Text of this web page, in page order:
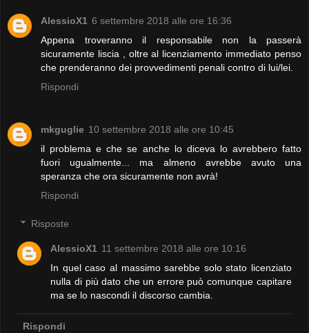
AlessioX1 6 settembre 2018 alle ore 16:36
Appena troveranno il responsabile non la passerà
sicuramente liscia , oltre al licenziamento immediato penso
che prenderanno dei provvedimenti penali contro di lui/lei.
Rispondi
mkguglie 10 settembre 2018 alle ore 10:45
il problema e che se anche lo diceva lo avrebbero fatto
fuori ugualmente... ma almeno avrebbe avuto una
speranza che ora sicuramente non avrà!
Rispondi
Risposte
AlessioX1 11 settembre 2018 alle ore 10:16
In quel caso al massimo sarebbe solo stato licenziato
nulla di più dato che un errore può comunque capitare
ma se lo nascondi il discorso cambia.
Rispondi